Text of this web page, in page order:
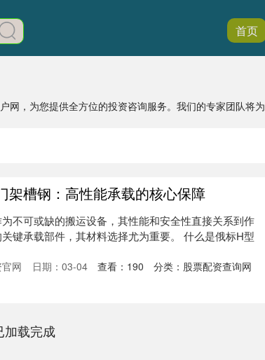
首页
网，为您提供全方位的投资咨询服务。我们的专家团队将为
架槽钢：高性能承载的核心保障
不可或缺的搬运设备，其性能和安全性直接关系到作
键承载部件，其材料选择尤为重要。 什么是俄标H型
网 日期：03-04 查看： 190 分类： 股票配资查询网
加载完成